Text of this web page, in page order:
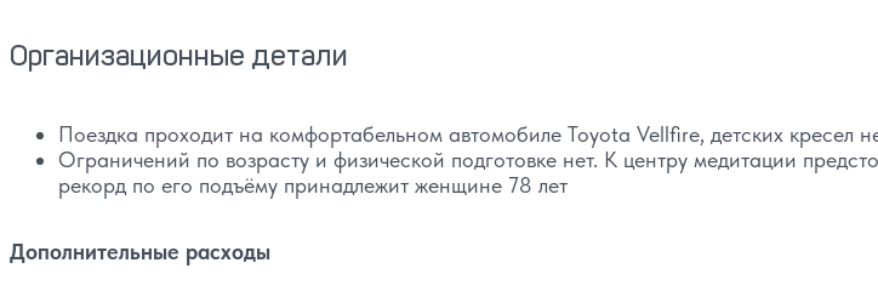
Организационные детали
Поездка проходит на комфортабельном автомобиле Toyota Vellfire, детских кресел
Ограничений по возрасту и физической подготовке нет. К центру медитации
рекорд по его подъёму принадлежит женщине 78 лет
Дополнительные расходы